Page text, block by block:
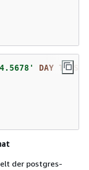
DAY TO
der postgres-